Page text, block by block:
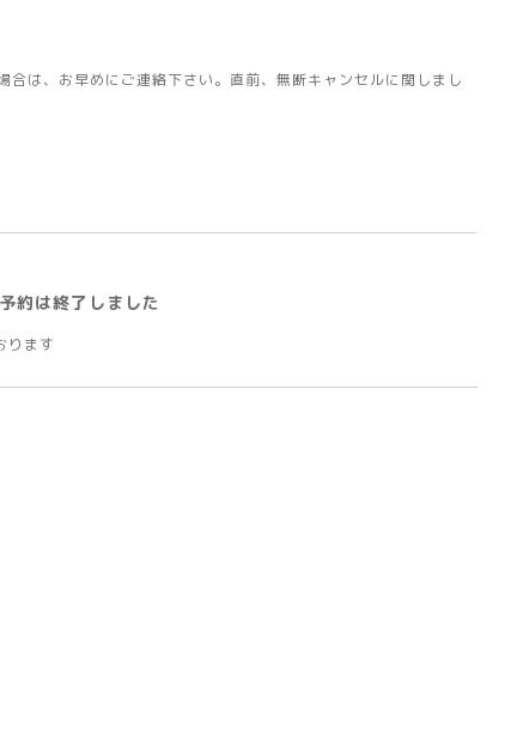
は、お早めにご連絡下さい。直前、無断キャンセルに関しまし
約は終了しました
ります